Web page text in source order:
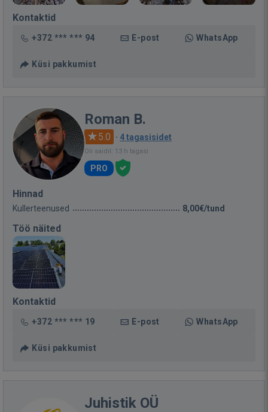
Kontaktid
+372 *** *** 94 E-post WhatsApp
Küsi pakkumist
Roman B.
5.0 · 4 tagasisidet
Oli saidil: 13 h tagasi
PRO
Hinnad
Kullerteenused 8,00€/tund
Töö näited
Kontaktid
+372 *** *** 19 E-post WhatsApp
Küsi pakkumist
Juhistik OÜ